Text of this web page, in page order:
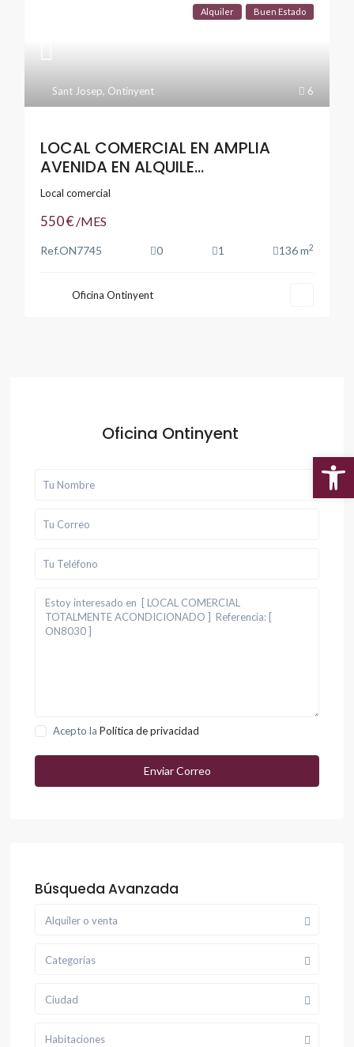
6
Sant Josep, Ontinyent
Alquiler Buen Estado
LOCAL COMERCIAL EN AMPLIA
AVENIDA EN ALQUILE...
Local comercial
550 € /MES
Ref.ON7745 0 1 136 m2
Oficina Ontinyent
Oficina Ontinyent
Acepto laPolítica de privacidad
Búsqueda Avanzada
Alquiler o venta
Categorías
Ciudad
Habitaciones